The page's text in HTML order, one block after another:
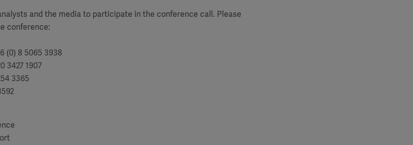
and the media to participate in the conference call. Please
conference:
(0) 8 5065 3938
3427 1907
3365